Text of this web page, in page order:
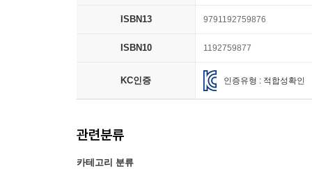
ISBN13 9791192759876
ISBN10 1192759877
KC인증 인증유형 : 적합성확인
관련분류
카테고리 분류